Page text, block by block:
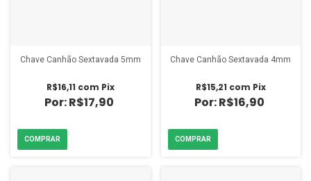
Chave Canhão Sextavada 5mm
R$17,90
R$16,11 com Pix
Chave Canhão Sextavada 4mm
R$16,90
R$15,21 com Pix